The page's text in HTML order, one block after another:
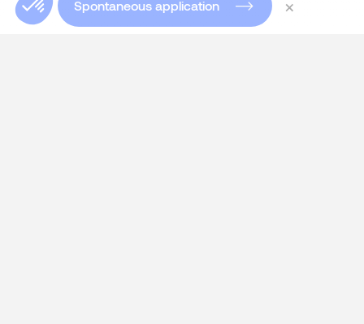
Spontaneous application ×